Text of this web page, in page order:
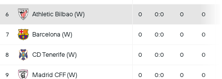
6 Athletic Bilbao (W) 0 0:0 0 0
7 Barcelona (W) 0 0:0 0 0
8 CD Tenerife (W) 0 0:0 0 0
9 Madrid CFF (W) 0 0:0 0 0